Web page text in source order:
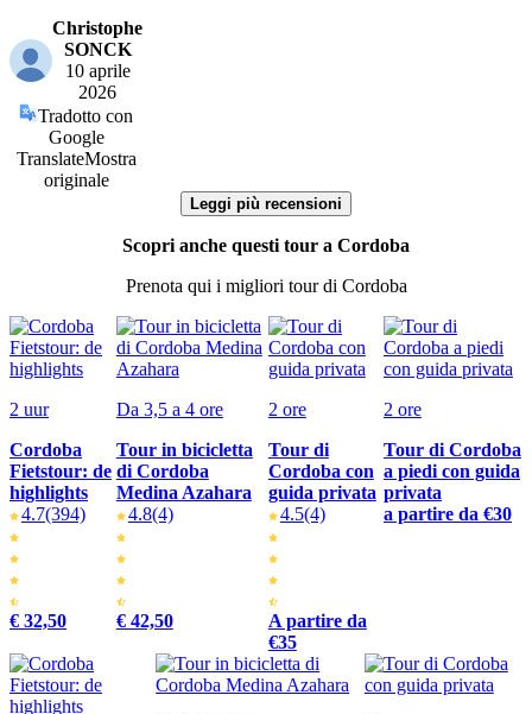
Christophe
SONCK
10 aprile
2026
Tradotto con
Google
TranslateMostra
originale
Leggi più recensioni
Scopri anche questi tour a Cordoba
Prenota qui i migliori tour di Cordoba
2 uur
Cordoba
Fietstour: de
highlights
4.7(394)
€ 32,50
Da 3,5 a 4 ore
Tour in bicicletta
di Cordoba
Medina Azahara
4.8(4)
€ 42,50
2 ore
Tour di
Cordoba con
guida privata
4.5(4)
A partire da
€35
2 ore
Tour di Cordoba
a piedi con guida
privata
a partire da €30